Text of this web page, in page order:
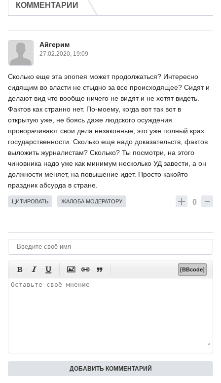
КОММЕНТАРИИ
Айгерим
27.02.2020, 19:09
Сколько еще эта эпопея может продолжаться? Интересно
сидящим во власти не стыдно за все происходящее? Сидят и
делают вид что вообще ничего не видят и не хотят видеть.
Фактов как странно нет. По-моему, когда вот так вот в
открытую уже, не боясь даже людского осуждения
проворачивают свои дела незаконные, это уже полный крах
государственности. Сколько еще надо доказательств, фактов
выложить журналистам? Сколько? Ты посмотри, на этого
чиновника надо уже как минимум несколько УД завести, а он
должности меняет, на повышение идет. Просто какойто
праздник абсурда в стране.
0
ЦИТИРОВАТЬ ЖАЛОБА МОДЕРАТОРУ
      [BBcode]